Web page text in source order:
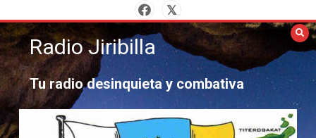
al
contenidoRadio Jiribilla
Tu radio desinquieta y combativa